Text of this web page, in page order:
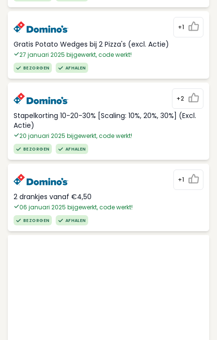
+1
Gratis Potato Wedges bij 2 Pizza's (excl. Actie)
27 januari 2025 bijgewerkt, code werkt!
BEZORGEN AFHALEN
+2
Stapelkorting 10-20-30% [Scaling: 10%, 20%, 30%] (Excl.
Actie)
20 januari 2025 bijgewerkt, code werkt!
BEZORGEN AFHALEN
+1
2 drankjes vanaf €4,50
06 januari 2025 bijgewerkt, code werkt!
BEZORGEN AFHALEN